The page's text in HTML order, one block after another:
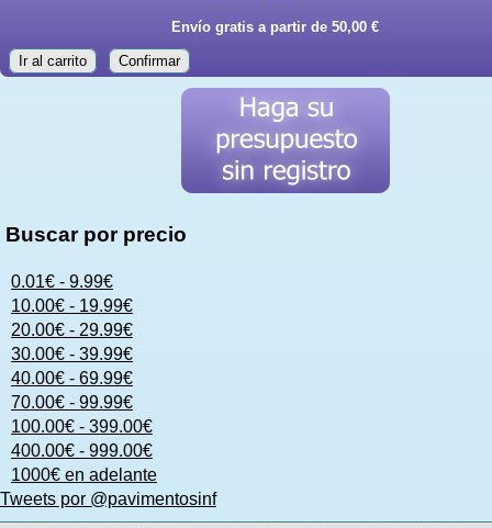
Envío gratis a partir de 50,00 €
Ir al carrito Confirmar
Buscar por precio
0.01€ - 9.99€
10.00€ - 19.99€
20.00€ - 29.99€
30.00€ - 39.99€
40.00€ - 69.99€
70.00€ - 99.99€
100.00€ - 399.00€
400.00€ - 999.00€
1000€ en adelante
Tweets por @pavimentosinf